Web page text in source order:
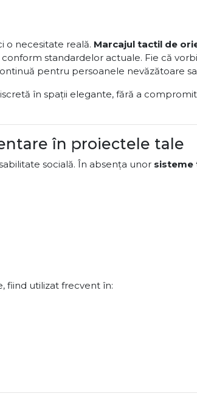
o necesitate reală. Marcajul tactil de
standardelor actuale. Fie că
pentru persoanele nevăzătoare
în spații elegante, fără a
în proiectele tale
socială. În absența unor sisteme
fiind utilizat frecvent în: